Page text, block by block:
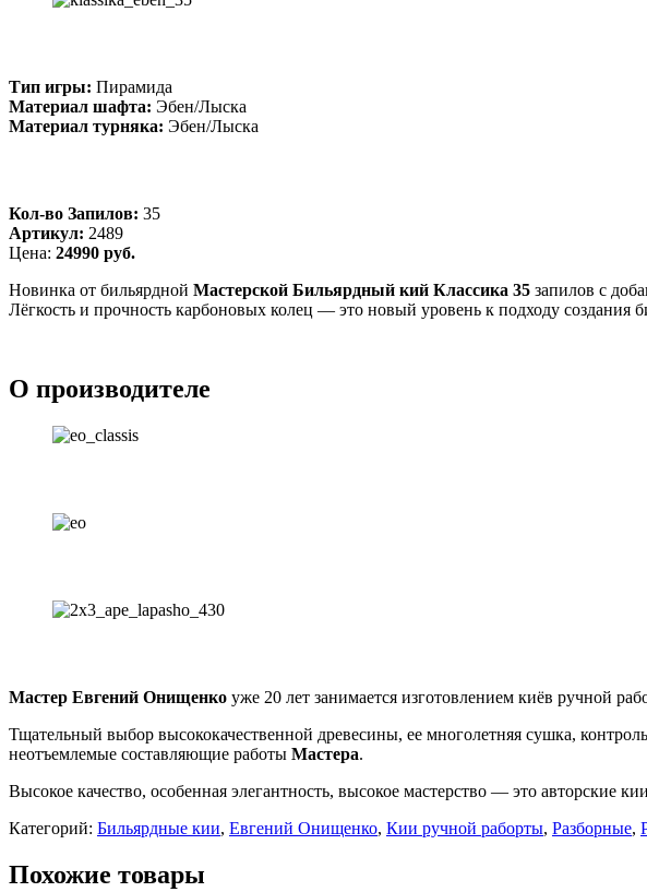
Тип игры: Пирамида
Материал шафта: Эбен/Лыска
Материал турняка: Эбен/Лыска
Кол-во Запилов: 35
Артикул: 2489
Цена: 24990 руб.
Новинка от бильярдной Мастерской Бильярдный кий Классика 35 запилов с
Лёгкость и прочность карбоновых колец — это новый уровень к подходу создания
О производителе
Мастер Евгений Онищенко уже 20 лет занимается изготовлением киёв ручной
Тщательный выбор высококачественной древесины, ее многолетняя сушка,
неотъемлемые составляющие работы Мастера.
Высокое качество, особенная элегантность, высокое мастерство — это авторские
Категорий: Бильярдные кии, Евгений Онищенко, Кии ручной раборты, Разборные,
Похожие товары